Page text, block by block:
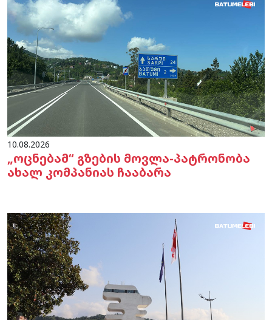
10.08.2026
„ოცნებამ“ გზების მოვლა-პატრონობა
ახალ კომპანიას ჩააბარა